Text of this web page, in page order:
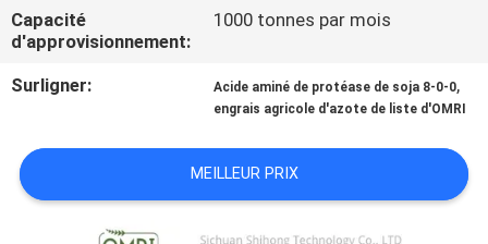
CONTRÔLE
DE
CONTACTEZ-
Capacité
d'approvisionnement:
1000 tonnes par mois
Surligner: Acide aminé de protéase de soja 8-0-0,
engrais agricole d'azote de liste d'OMRI
MEILLEUR PRIX